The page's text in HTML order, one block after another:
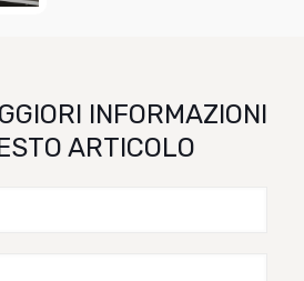
INFORMAZIONI
ARTICOLO